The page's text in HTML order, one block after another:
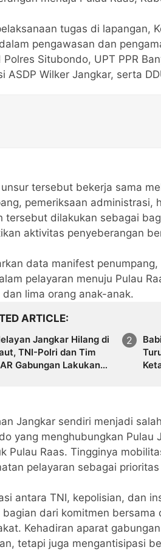
tugas di lapangan,
pengawasan dan
Polres Situbondo, UPT PPR
ASDP Wilker Jangkar, serta
tersebut bekerja sama
pemeriksaan administrasi,
tersebut dilakukan sebagai
aktivitas penyeberangan
data manifest
pelayaran menuju Pulau
lima orang anak-anak.
ARTICLE
Jangkar Hilang di
TNI-Polri dan Tim
Gabungan Lakukan
Jangkar sendiri menjadi
yang menghubungkan
Pulau Raas. Tingginya
pelayaran sebagai
antara TNI, kepolisian, dan
bagian dari komitmen
Kehadiran aparat
tetapi juga mengantisipasi